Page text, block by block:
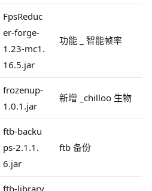
FpsReduc
er-forge-
1.23-mc1.
16.5.jar
功能 _ 智能帧率
frozenup-
1.0.1.jar
新增 _chilloo 生物
ftb-backu
ps-2.1.1.
6.jar
ftb 备份
ftb-library